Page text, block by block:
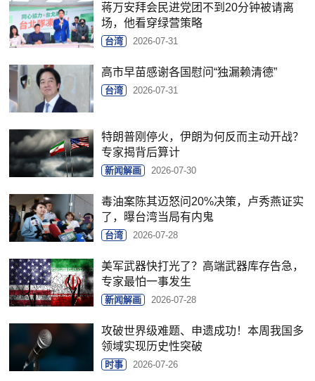
蒋万安拜会民进党团不到20分钟被请离
场，他看穿绿营策略
台湾 2026-07-31
高市早苗感谢各国慰问“独漏赖清德”
台湾 2026-07-31
特朗普刚停火，伊朗为何反而主动开战？
专家揭背后算计
新闻解画 2026-07-30
毒油案陈其迈怒问20%决策，卢秀燕证实
了，曝台湾当局有内鬼
台湾 2026-07-28
美军武器快打光了？高端武器库存告急，
专家最怕一事发生
新闻解画 2026-07-28
攻破世界级难题、申遗成功！本周我国多
领域实现历史性突破
时事 2026-07-26